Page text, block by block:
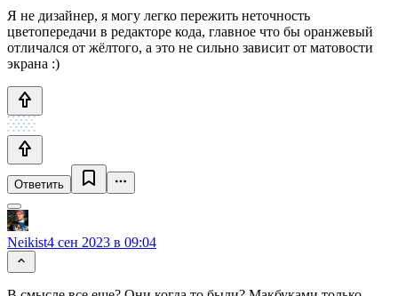
Я не дизайнер, я могу легко пережить неточность
цветопередачи в редакторе кода, главное что бы оранжевый
отличался от жёлтого, а это не сильно зависит от матовости
экрана :)
Ответить
Neikist4 сен 2023 в 09:04